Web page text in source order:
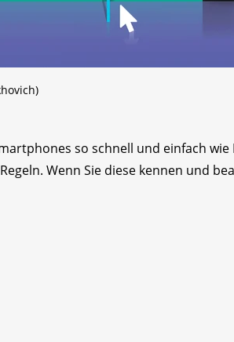
so schnell und einfach
Wenn Sie diese kennen und